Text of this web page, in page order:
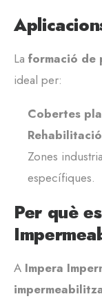
La formació de
ideal per:
Cobertes
Rehabilitació
Zones
específiques.
Per què
A Impera